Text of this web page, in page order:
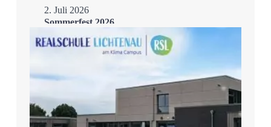
2. Juli 2026
Sommerfest 2026
Mehr